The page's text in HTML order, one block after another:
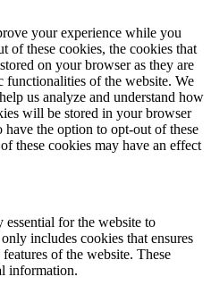
your experience while you
of these cookies, the cookies that
on your browser as they are
functionalities of the website. We
us analyze and understand how
will be stored in your browser
the option to opt-out of these
these cookies may have an effect
essential for the website to
includes cookies that ensures
of the website. These
information.